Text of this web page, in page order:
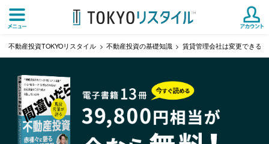
不動産投資TOKYOリスタイル 不動産投資の基礎知識 賃貸管理会社は変更できる